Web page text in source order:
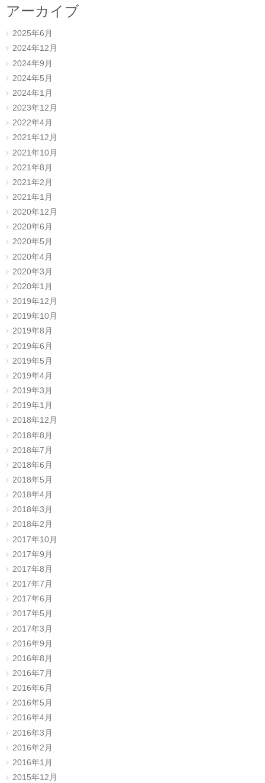
アーカイブ
2025年6月
2024年12月
2024年9月
2024年5月
2024年1月
2023年12月
2022年4月
2021年12月
2021年10月
2021年8月
2021年2月
2021年1月
2020年12月
2020年6月
2020年5月
2020年4月
2020年3月
2020年1月
2019年12月
2019年10月
2019年8月
2019年6月
2019年5月
2019年4月
2019年3月
2019年1月
2018年12月
2018年8月
2018年7月
2018年6月
2018年5月
2018年4月
2018年3月
2018年2月
2017年10月
2017年9月
2017年8月
2017年7月
2017年6月
2017年5月
2017年3月
2016年9月
2016年8月
2016年7月
2016年6月
2016年5月
2016年4月
2016年3月
2016年2月
2016年1月
2015年12月